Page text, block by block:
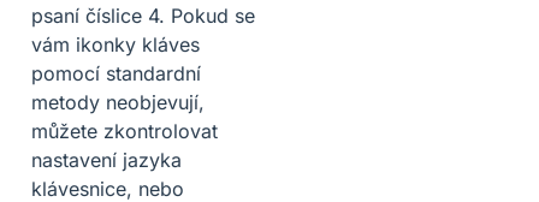
psaní číslice 4. Pokud se
vám ikonky kláves
pomocí standardní
metody neobjevují,
můžete zkontrolovat
nastavení jazyka
klávesnice, nebo